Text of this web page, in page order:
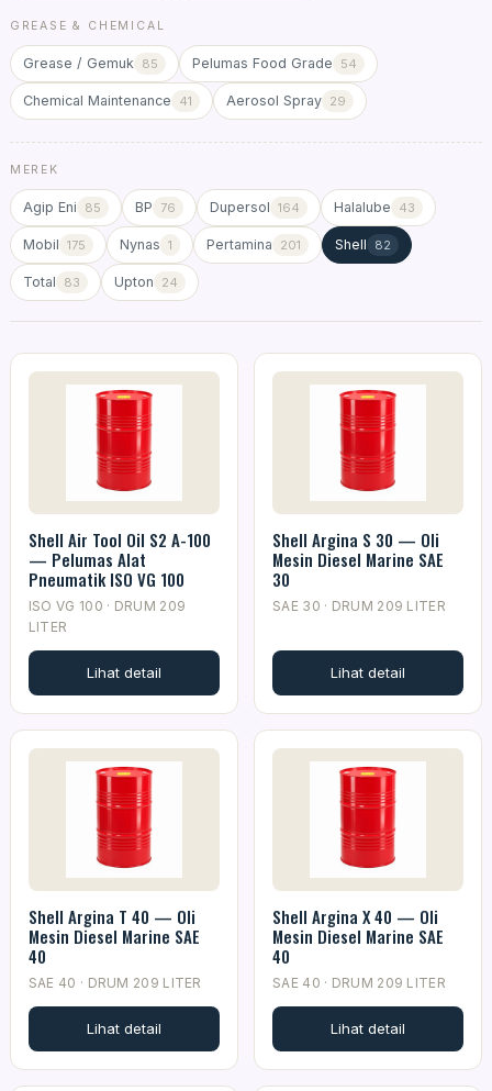
GREASE & CHEMICAL
Grease / Gemuk 85 Pelumas Food Grade 54
Chemical Maintenance 41 Aerosol Spray 29
MEREK
Agip Eni 85 BP 76 Dupersol 164 Halalube 43
Mobil 175 Nynas 1 Pertamina 201 Shell 82
Total 83 Upton 24
Shell Air Tool Oil S2 A-100
— Pelumas Alat
Pneumatik ISO VG 100
ISO VG 100 · DRUM 209
LITER
Lihat detail
Shell Argina S 30 — Oli
Mesin Diesel Marine SAE
30
SAE 30 · DRUM 209 LITER
Lihat detail
Shell Argina T 40 — Oli
Mesin Diesel Marine SAE
40
SAE 40 · DRUM 209 LITER
Lihat detail
Shell Argina X 40 — Oli
Mesin Diesel Marine SAE
40
SAE 40 · DRUM 209 LITER
Lihat detail